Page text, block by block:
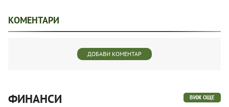
КОМЕНТАРИ
ДОБАВИ КОМЕНТАР
ФИНАНСИ ВИЖ ОЩЕ